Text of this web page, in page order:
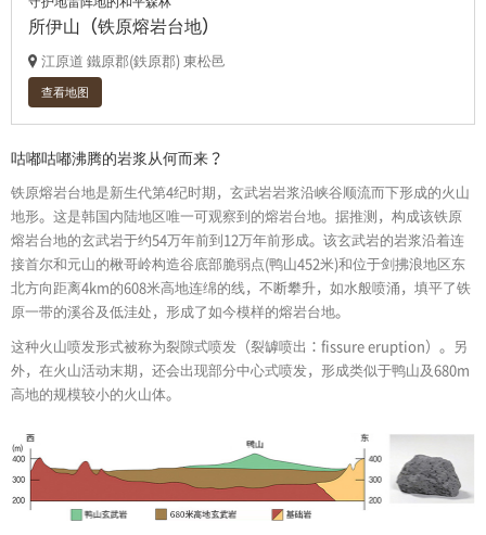
所伊山（铁原熔岩台地）
江原道 鐵原郡(鉄原郡) 東松邑
查看地图
咕嘟咕嘟沸腾的岩浆从何而来？
铁原熔岩台地是新生代第4纪时期，玄武岩岩浆沿峡谷顺流而下形成的火山
地形。这是韩国内陆地区唯一可观察到的熔岩台地。据推测，构成该铁原
熔岩台地的玄武岩于约54万年前到12万年前形成。该玄武岩的岩浆沿着连
接首尔和元山的楸哥岭构造谷底部脆弱点(鸭山452米)和位于剑拂浪地区东
北方向距离4km的608米高地连绵的线，不断攀升，如水般喷涌，填平了铁
原一带的溪谷及低洼处，形成了如今模样的熔岩台地。
这种火山喷发形式被称为裂隙式喷发（裂罅喷出：fissure eruption）。另
外，在火山活动末期，还会出现部分中心式喷发，形成类似于鸭山及680m
高地的规模较小的火山体。